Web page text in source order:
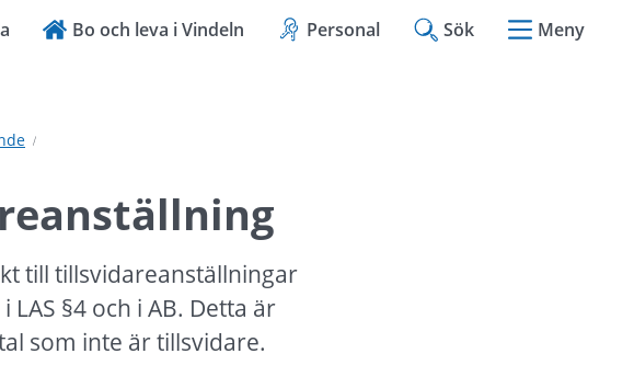
Bo och leva i Vindeln Personal Sök Meny
till tillsvidareanställningar
§4 och i AB. Detta är
som inte är tillsvidare.